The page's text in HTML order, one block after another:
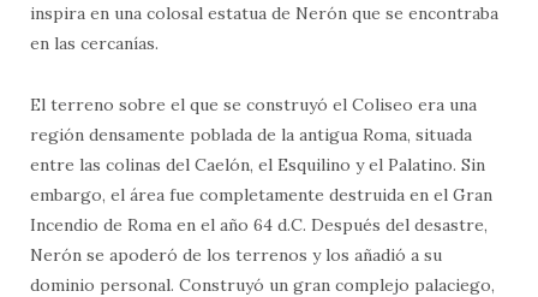
inspira en una colosal estatua de Nerón que se encontraba
en las cercanías.
El terreno sobre el que se construyó el Coliseo era una
región densamente poblada de la antigua Roma, situada
entre las colinas del Caelón, el Esquilino y el Palatino. Sin
embargo, el área fue completamente destruida en el Gran
Incendio de Roma en el año 64 d.C. Después del desastre,
Nerón se apoderó de los terrenos y los añadió a su
dominio personal. Construyó un gran complejo palaciego,